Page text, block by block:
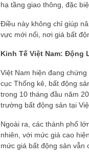
hạ tầng giao thông, đặc
Điều này không chỉ giúp
vực mới nổi, nơi giá bất
Kinh Tế Việt Nam: Động
Việt Nam hiện đang
cục Thống kê, bất động
trong 10 tháng đầu năm
trường bất động sản tại
Ngoài ra, các thành phố
nhiên, với mức giá cao
mức giá bất động sản vẫn